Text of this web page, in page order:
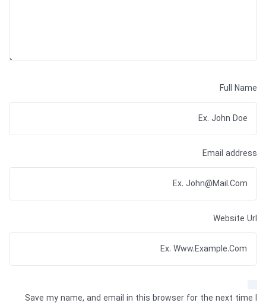
Full Name
Email address
Website Url
Save my name, and email in this browser for the next time I